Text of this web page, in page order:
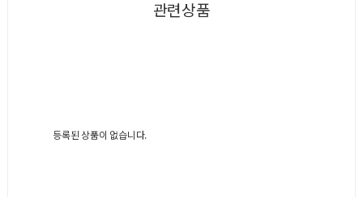
관련상품
등록된 상품이 없습니다.